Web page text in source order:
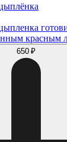
красным
650 ₽